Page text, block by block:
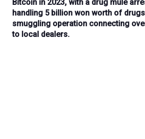
Bitcoin in 2023, with a drug mule
handling 5 billion won worth of
smuggling operation connecting
to local dealers.